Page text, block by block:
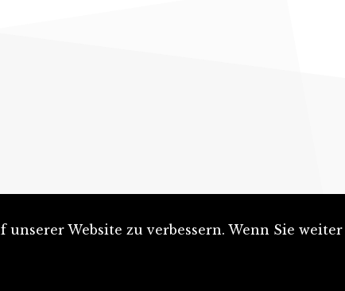
Website zu verbessern. Wenn Sie